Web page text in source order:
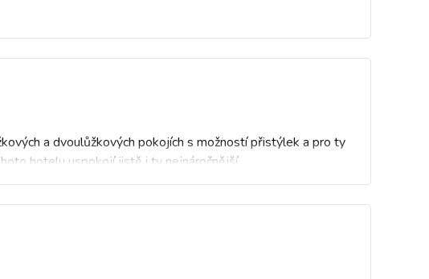
a dvoulůžkových pokojích s možností přistýlek a pro ty
hotelu uspokojí jistě i ty nejnáročnější.